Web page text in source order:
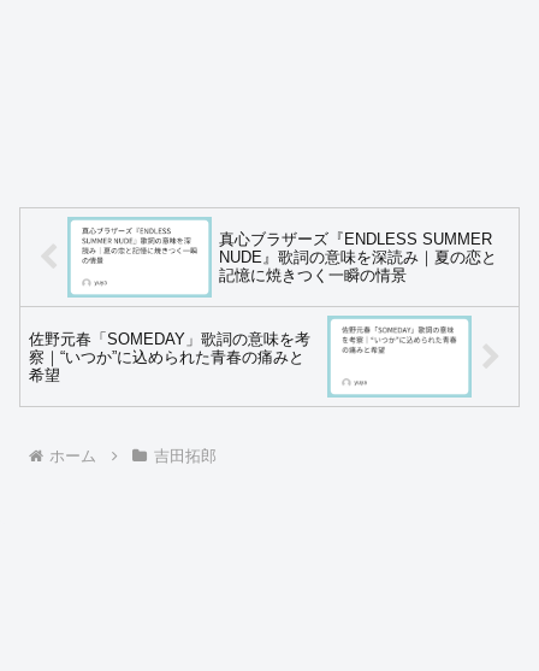
真心ブラザーズ『ENDLESS SUMMER
NUDE』歌詞の意味を深読み｜夏の恋と
記憶に焼きつく一瞬の情景
佐野元春「SOMEDAY」歌詞の意味を考
察｜“いつか”に込められた青春の痛みと
希望
ホーム 吉田拓郎